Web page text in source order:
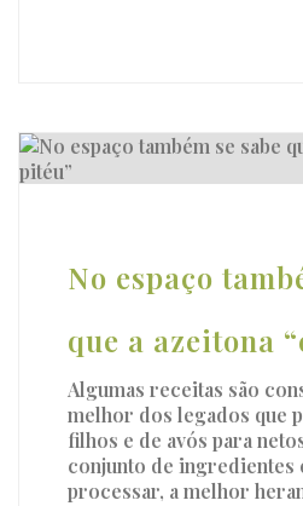
No espaço
que a azeitona
Algumas receitas são
melhor dos legados que
filhos e de avós para
conjunto de ingredientes
processar, a melhor